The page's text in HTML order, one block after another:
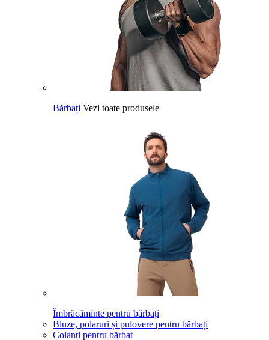
Bărbați Vezi toate produsele
Îmbrăcăminte pentru bărbați
Bluze, polaruri și pulovere pentru bărbați
Colanți pentru bărbat